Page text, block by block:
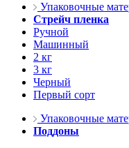
Упаковочные
Стрейч пленка
Ручной
Машинный
2 кг
3 кг
Черный
Первый сорт
Упаковочные
Поддоны